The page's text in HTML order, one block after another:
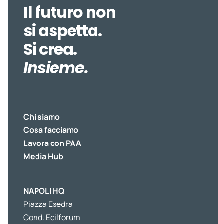
Il futuro non
si aspetta.
Si crea.
Insieme.
Chi siamo
Cosa facciamo
Lavora con PAA
Media Hub
NAPOLI HQ
Piazza Esedra
Cond. Edilforum